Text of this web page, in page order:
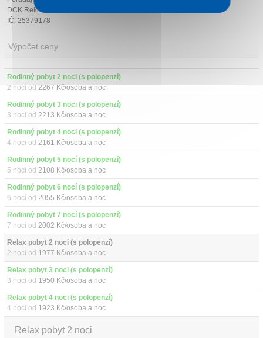
DCK Rekrea Ostrava s.r.o.
IČ: 25379178
Výpočet ceny
Rodinný pobyt 2 noci (s polopenzí)
2 noci od 2267 Kč/osoba a noc
Rodinný pobyt 3 noci (s polopenzí)
3 noci od 2213 Kč/osoba a noc
Rodinný pobyt 4 noci (s polopenzí)
4 noci od 2161 Kč/osoba a noc
Rodinný pobyt 5 nocí (s polopenzí)
5 nocí od 2108 Kč/osoba a noc
Rodinný pobyt 6 nocí (s polopenzí)
6 nocí od 2055 Kč/osoba a noc
Rodinný pobyt 7 nocí (s polopenzí)
7 nocí od 2002 Kč/osoba a noc
Relax pobyt 2 noci (s polopenzí)
2 noci od 1977 Kč/osoba a noc
Relax pobyt 3 noci (s polopenzí)
3 noci od 1950 Kč/osoba a noc
Relax pobyt 4 noci (s polopenzí)
4 noci od 1923 Kč/osoba a noc
Relax pobyt 2 noci